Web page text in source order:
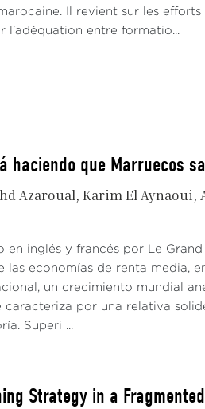
Il revient sur les
l'adéquation entre formatio...
haciendo que Marruecos
Azaroual Karim El Aynaoui
inglés y francés por Le
economías de renta media,
un crecimiento mundial
caracteriza por una relativa
Superi ...
Strategy in a